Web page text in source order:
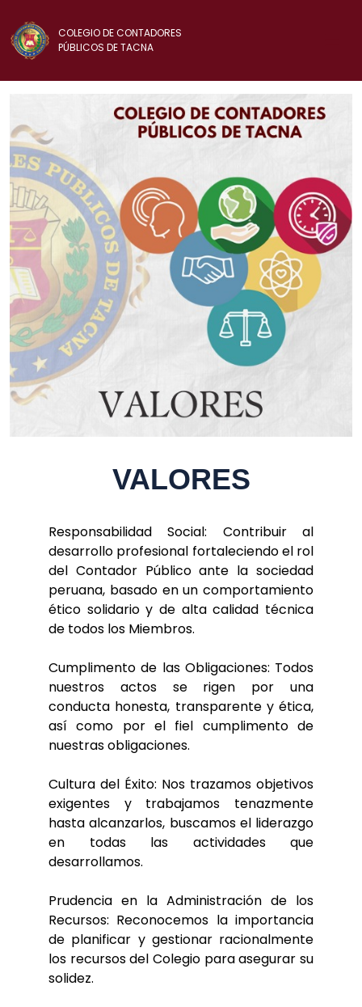
COLEGIO DE CONTADORES
PÚBLICOS DE TACNA
VALORES
Responsabilidad Social: Contribuir al
desarrollo profesional fortaleciendo el rol
del Contador Público ante la sociedad
peruana, basado en un comportamiento
ético solidario y de alta calidad técnica
de todos los Miembros.
Cumplimento de las Obligaciones: Todos
nuestros actos se rigen por una
conducta honesta, transparente y ética,
así como por el fiel cumplimento de
nuestras obligaciones.
Cultura del Éxito: Nos trazamos objetivos
exigentes y trabajamos tenazmente
hasta alcanzarlos, buscamos el liderazgo
en todas las actividades que
desarrollamos.
Prudencia en la Administración de los
Recursos: Reconocemos la importancia
de planificar y gestionar racionalmente
los recursos del Colegio para asegurar su
solidez.